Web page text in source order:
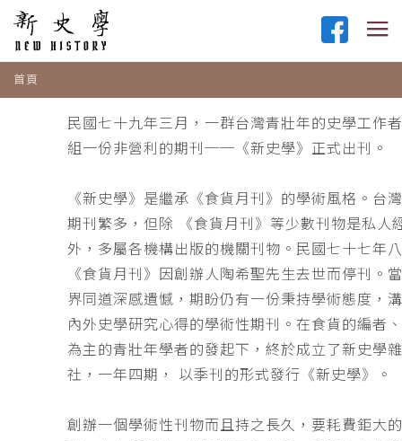
首頁
民國七十九年三月，一群台灣青壯年的史學工作
組一份非營利的期刊──《新史學》正式出刊。
《新史學》是繼承《食貨月刊》的學術風格。台
期刊繁多，但除 《食貨月刊》等少數刊物是私人
外，多屬各機構出版的機關刊物。民國七十七年
《食貨月刊》因創辦人陶希聖先生去世而停刊。
界同道深感遺憾，期盼仍有一份秉持學術態度，
內外史學研究心得的學術性期刊。在食貨的編者
為主的青壯年學者的發起下，終於成立了新史學
社，一年四期， 以季刊的形式發行《新史學》。
創辦一個學術性刊物而且持之長久，要耗費鉅大